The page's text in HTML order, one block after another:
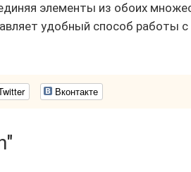
элементы из обоих
удобный способ работы
Вконтакте